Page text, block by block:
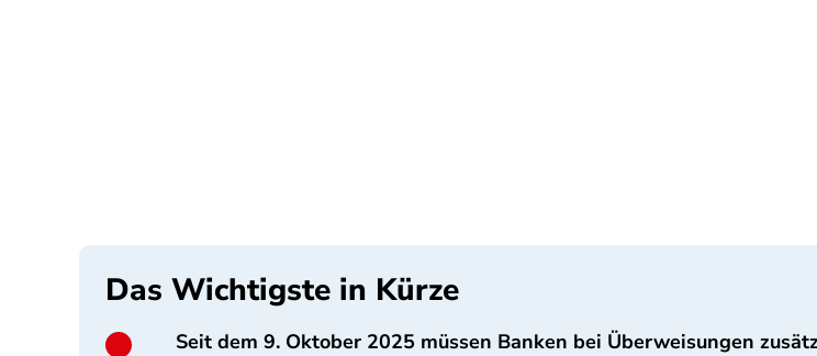
Das Wichtigste in Kürze
Seit dem 9. Oktober 2025 müssen Banken bei Überweisungen